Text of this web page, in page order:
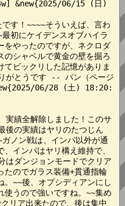
&new{2025/06/15 (日)
す！~~~~そういえば、言わ
初にケイデンスオブハイラ
をやったのですが、ネクロダ
のシャベルで黄金の壁を掘ろ
てビックリした記憶がありま
がとうです -- パン（ページ
06/28 (土) 18:20:
実績全解除しました！このサ
後の実績はヤリのたつじん
ノン戦は、インパ以外が通
インパはヤリ構え維持で、
はダンジョンモードでクリア
たのでガラス装備+貫通指輪
~~後、オプシディアンにし
使うので強いですね。~~集め
リア出来たので、後は集中